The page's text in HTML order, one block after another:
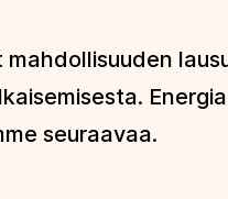
seuraavaa.